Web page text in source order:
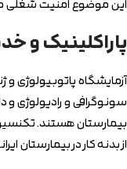
این موضوع امنیت
پاراکلینیک و
سونوگرافی و رادیولوژی و
بیمارستان هستند.
از بدنه کار در بیمارستان